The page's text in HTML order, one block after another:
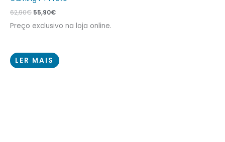
62,90€ 55,90€
Preço exclusivo na loja online.
LER MAIS